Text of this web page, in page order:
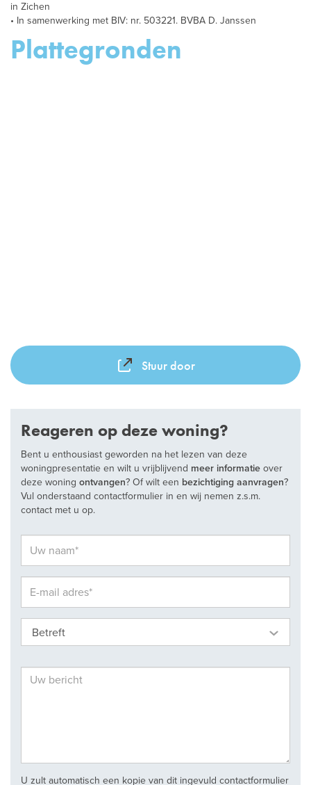
in Zichen
• In samenwerking met BIV: nr. 503221. BVBA D. Janssen
Plattegronden
Stuur door
Reageren op deze woning?
Bent u enthousiast geworden na het lezen van deze
woningpresentatie en wilt u vrijblijvend meer informatie over
deze woning ontvangen? Of wilt een bezichtiging aanvragen?
Vul onderstaand contactformulier in en wij nemen z.s.m.
contact met u op.
Betreft
U zult automatisch een kopie van dit ingevuld contactformulier